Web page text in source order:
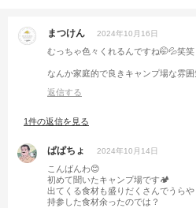
まつけん 2024年10月16日
むっちゃ色々くれるんですね🤭💦笑笑
なんか家庭的で良きキャンプ場な雰
返信する
1件の返信を見る
ぱぱちょ 2024年10月14日
こんばんわ😊
初めて聞いたキャンプ場です🏕️
出てくる食材も盛りだくさんでうら
持参した食材余ったのでは？